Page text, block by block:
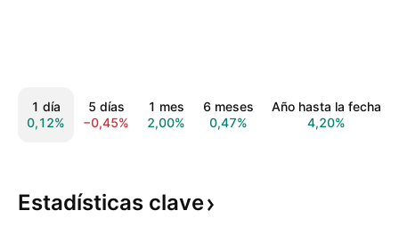
1 día
0,12%
5 días
−0,45%
1 mes
2,00%
6 meses
0,47%
Año hasta la fecha
4,20%
Estadísticas clave